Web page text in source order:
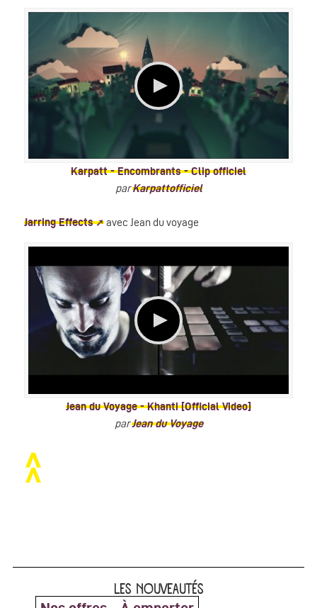
Karpatt - Encombrants - Clip officiel
parKarpattofficiel
Jarring Effects avec Jean du voyage
Jean du Voyage - Khanti [Official Video]
parJean du Voyage
LES NOUVEAUTÉS